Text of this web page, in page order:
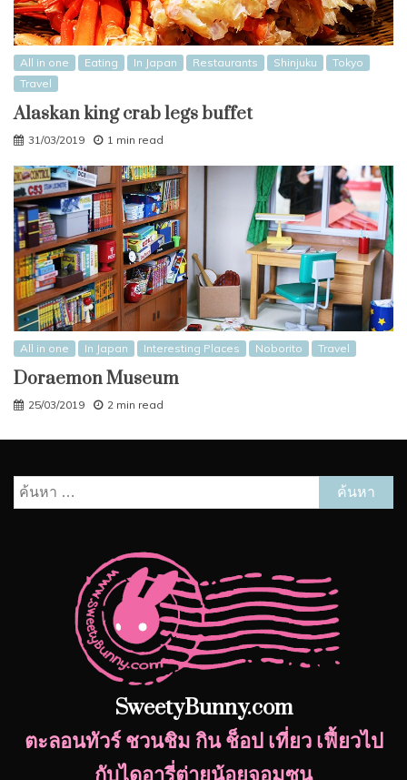
All in one Eating In Japan Restaurants Shinjuku
Tokyo
Travel
Alaskan king crab legs buffet
31/03/2019 1 min read
All in one In Japan Interesting Places Noborito Travel
Doraemon Museum
25/03/2019 2 min read
ค้นหา
สำหรับ:
SweetyBunny.com
ตะลอนทัวร์ ชวนชิม กิน ช็อป เที่ยว เฟี้ยวไป